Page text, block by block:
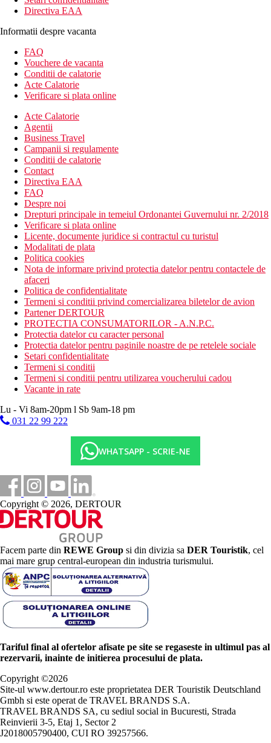
Directiva EAA
Informatii despre vacanta
FAQ
Vouchere de vacanta
Conditii de calatorie
Acte Calatorie
Verificare si plata online
Acte Calatorie
Agentii
Business Travel
Campanii si regulamente
Conditii de calatorie
Contact
Directiva EAA
FAQ
Despre noi
Drepturi principale in temeiul Ordonantei Guvernului nr. 2/2018
Verificare si plata online
Licente, documente juridice si contractul cu turistul
Modalitati de plata
Politica cookies
Nota de informare privind protectia datelor pentru contactele de
afaceri
Politica de confidentialitate
Termeni si conditii privind comercializarea biletelor de avion
Partener DERTOUR
PROTECTIA CONSUMATORILOR - A.N.P.C.
Protectia datelor cu caracter personal
Protectia datelor pentru paginile noastre de pe retelele sociale
Setari confidentialitate
Termeni si conditii
Termeni si conditii pentru utilizarea voucherului cadou
Vacante in rate
Lu - Vi 8am-20pm l Sb 9am-18 pm
031 22 99 222
WHATSAPP - SCRIE-NE
Copyright © 2026, DERTOUR
Facem parte din REWE Group si din divizia sa DER Touristik, cel
mai mare grup central-european din industria turismului.
Tariful final al ofertelor afisate pe site se regaseste in ultimul pas al
rezervarii, inainte de initierea procesului de plata.
Copyright ©2026
Site-ul www.dertour.ro este proprietatea DER Touristik Deutschland
Gmbh si este operat de TRAVEL BRANDS S.A.
TRAVEL BRANDS SA, cu sediul social in Bucuresti, Strada
Reinvierii 3-5, Etaj 1, Sector 2
J2018005790400, CUI RO 39257566.